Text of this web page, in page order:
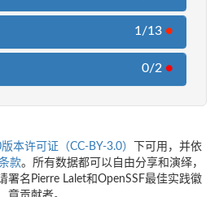
1/13 ●
0/2 ●
本许可证（CC-BY-3.0）
下可用，并依
款。所有数据都可以自由分享和演绎，
署名Pierre Lalet和OpenSSF最佳实践徽